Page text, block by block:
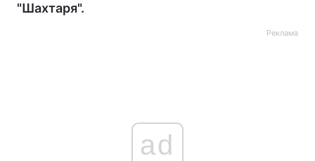
"Шахтаря".
Реклама
ad